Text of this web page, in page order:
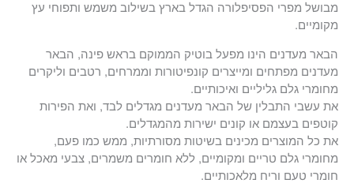
מבושל מפרי הפסיפלורה הגדל בארץ בשילוב משמש ותפוחי עץ
מקומיים.
הבאר מעדנים הינו מפעל בוטיק הממוקם בראש פינה, הבאר
מעדנים מפתחים ומייצרים קונפיטורות וממרחים, רטבים וליקרים
מחומרי גלם גליליים ואיכותיים.
את עשבי התבלין של הבאר מעדנים מגדלים לבד, ואת הפירות
קוטפים בעצמם או קונים ישירות מהמגדלים.
את כל המוצרים מכינים בשיטות מסורתיות, ממש כמו פעם,
מחומרי גלם טריים ומקומיים, ללא חומרים משמרים, צבעי מאכל או
חומרי טעם וריח מלאכותיים.